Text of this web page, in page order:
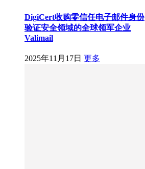
DigiCert收购零信任电子邮件身份
验证安全领域的全球领军企业
Valimail
2025年11月17日 更多